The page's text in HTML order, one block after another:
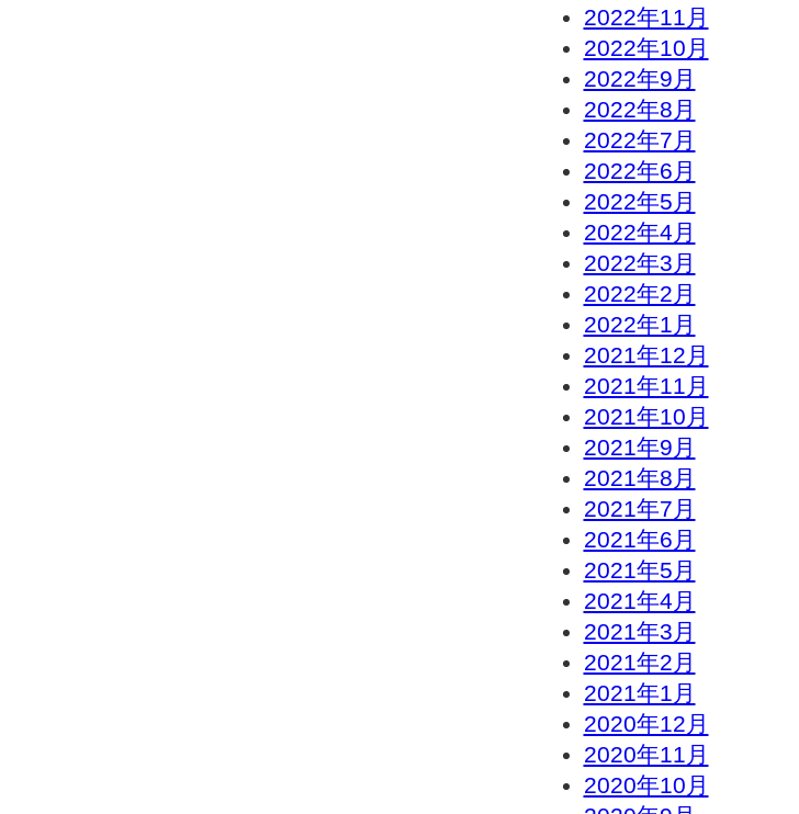
2022年11月
2022年10月
2022年9月
2022年8月
2022年7月
2022年6月
2022年5月
2022年4月
2022年3月
2022年2月
2022年1月
2021年12月
2021年11月
2021年10月
2021年9月
2021年8月
2021年7月
2021年6月
2021年5月
2021年4月
2021年3月
2021年2月
2021年1月
2020年12月
2020年11月
2020年10月